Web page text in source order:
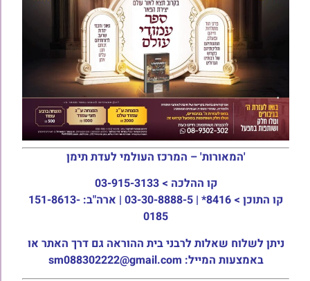
'המאורות' – המרכז העולמי לעדת תימן
קו ההלכה > 03-915-3133
קו התוכן >
8416* | 03-30-8888-5 | ארה"ב: 151-8613-
0185
ניתן לשלוח שאלות לרבני בית ההוראה גם דרך האתר או
באמצעות המייל: sm088302222@gmail.com